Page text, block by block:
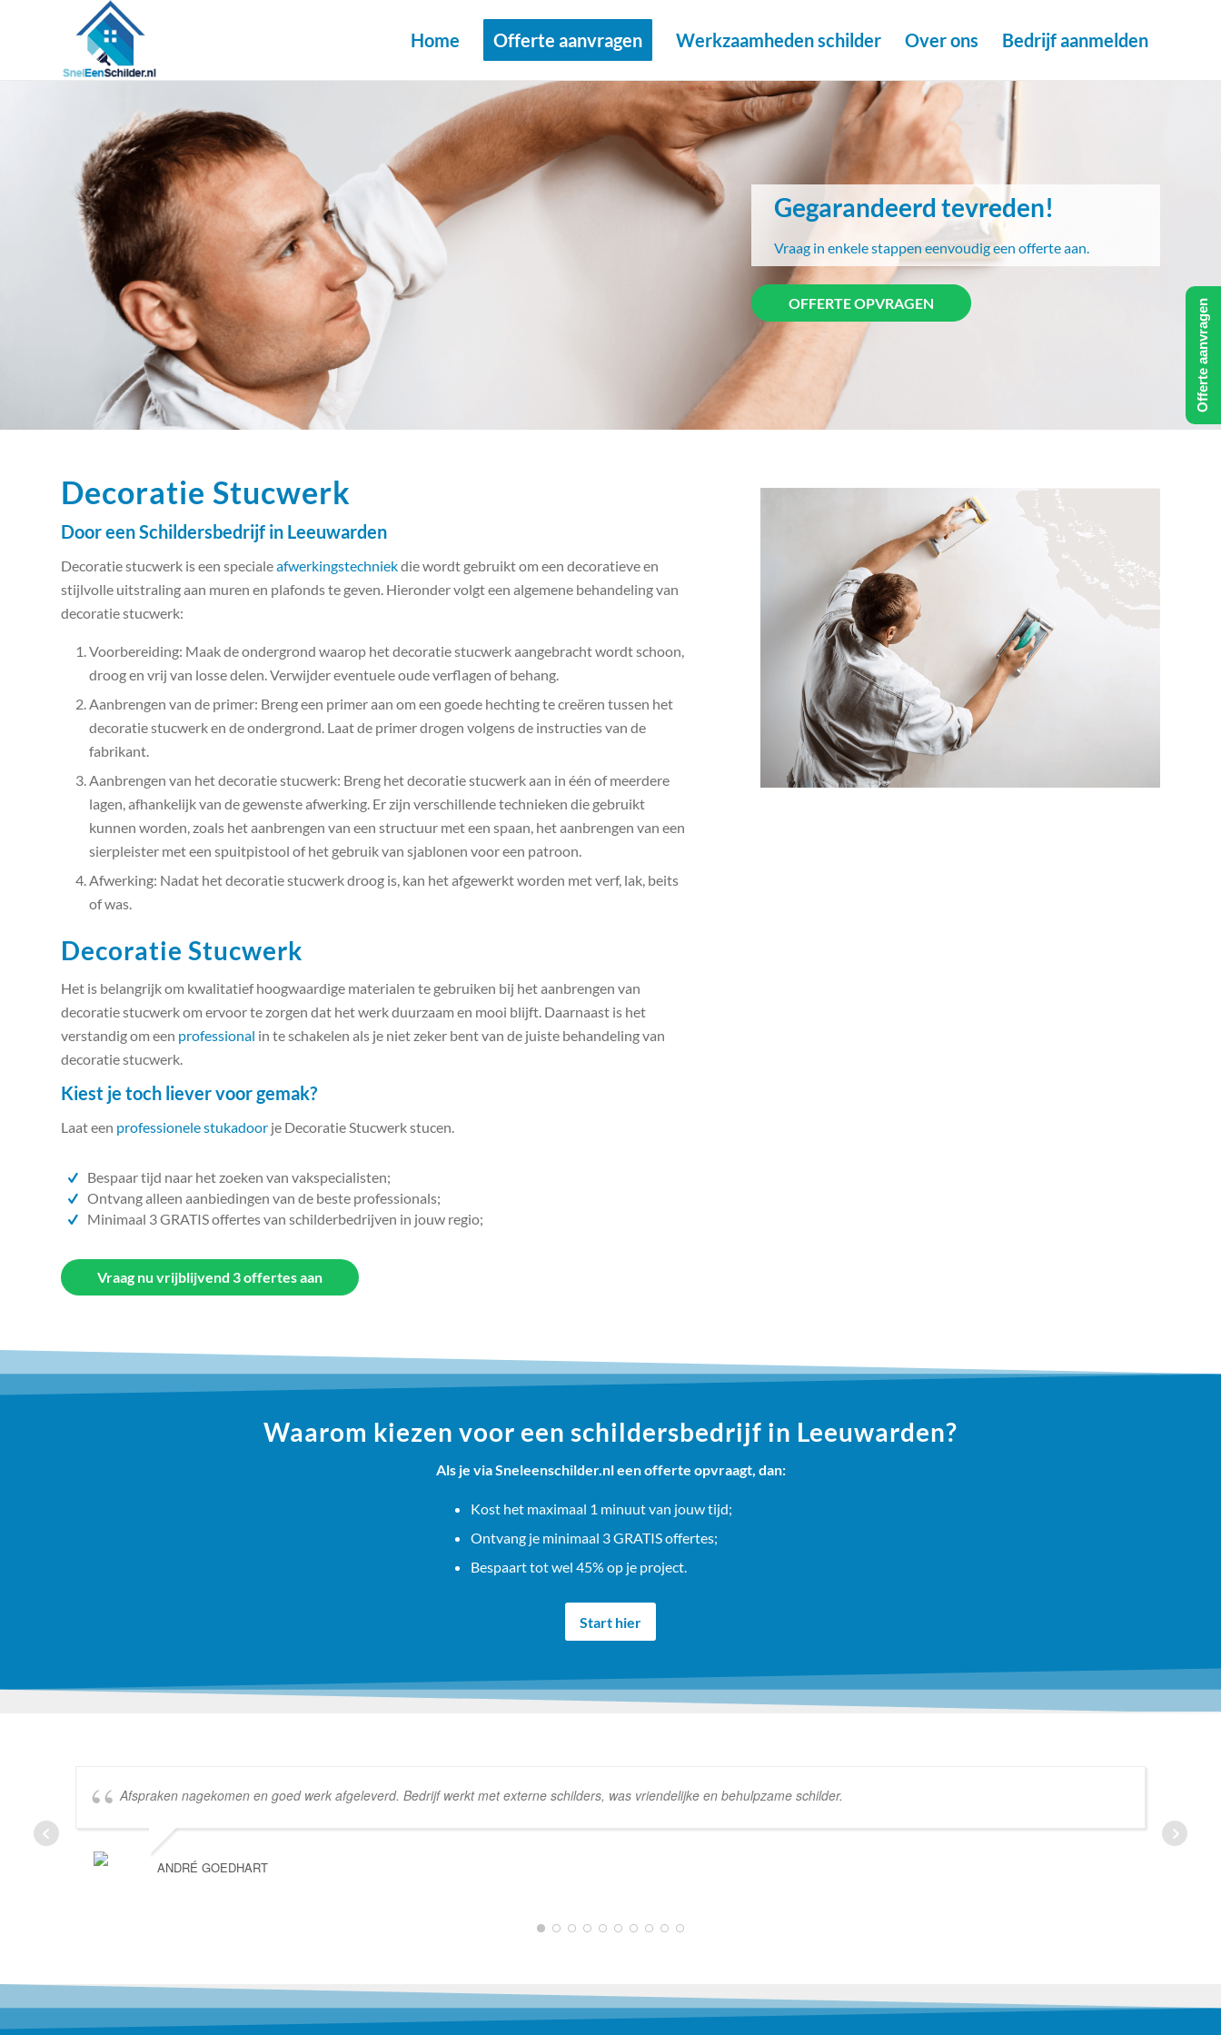
Home Offerte aanvragen Werkzaamheden schilder Over ons Bedrijf aanmelden
Gegarandeerd tevreden!
Vraag in enkele stappen eenvoudig een offerte aan.
OFFERTE OPVRAGEN
Decoratie Stucwerk
Door een Schildersbedrijf in Leeuwarden
Decoratie stucwerk is een specialeafwerkingstechniekdie wordt gebruikt om een decoratieve en
stijlvolle uitstraling aan muren en plafonds te geven. Hieronder volgt een algemene behandeling van
decoratie stucwerk:
Voorbereiding: Maak de ondergrond waarop het decoratie stucwerk aangebracht wordt schoon,
droog en vrij van losse delen. Verwijder eventuele oude verflagen of behang.
Aanbrengen van de primer: Breng een primer aan om een goede hechting te creëren tussen het
decoratie stucwerk en de ondergrond. Laat de primer drogen volgens de instructies van de
fabrikant.
Aanbrengen van het decoratie stucwerk: Breng het decoratie stucwerk aan in één of meerdere
lagen, afhankelijk van de gewenste afwerking. Er zijn verschillende technieken die gebruikt
kunnen worden, zoals het aanbrengen van een structuur met een spaan, het aanbrengen van een
sierpleister met een spuitpistool of het gebruik van sjablonen voor een patroon.
Afwerking: Nadat het decoratie stucwerk droog is, kan het afgewerkt worden met verf, lak, beits
of was.
Decoratie Stucwerk
Het is belangrijk om kwalitatief hoogwaardige materialen te gebruiken bij het aanbrengen van
decoratie stucwerk om ervoor te zorgen dat het werk duurzaam en mooi blijft. Daarnaast is het
verstandig om een professional in te schakelen als je niet zeker bent van de juiste behandeling van
decoratie stucwerk.
Kiest je toch liever voor gemak?
Laat een professionele stukadoor je Decoratie Stucwerk stucen.
Bespaar tijd naar het zoeken van vakspecialisten;
Ontvang alleen aanbiedingen van de beste professionals;
Minimaal 3 GRATIS offertes van schilderbedrijven in jouw regio;
Vraag nu vrijblijvend 3 offertes aan
Waarom kiezen voor een schildersbedrijf in Leeuwarden?
Als je via Sneleenschilder.nl een offerte opvraagt, dan:
Kost het maximaal 1 minuut van jouw tijd;
Ontvang je minimaal 3 GRATIS offertes;
Bespaart tot wel 45% op je project.
Start hier
Afspraken nagekomen en goed werk afgeleverd. Bedrijf werkt met externe schilders, was vriendelijke en behulpzame schilder.
ANDRÉ GOEDHART
1 2 3 4 5 6 7 8 9 10
Offerte aanvragen